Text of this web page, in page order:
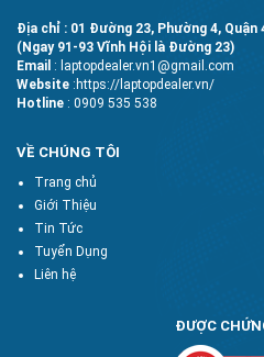
Địa chỉ : 01 Đường 23, Phường 4, Quận
(Ngay 91-93 Vĩnh Hội là Đường 23)
Email : laptopdealer.vn1@gmail.com
Website :https://laptopdealer.vn/
Hotline : 0909 535 538
VỀ CHÚNG TÔI
Trang chủ
Giới Thiệu
Tin Tức
Tuyển Dụng
Liên hệ
ĐƯỢC